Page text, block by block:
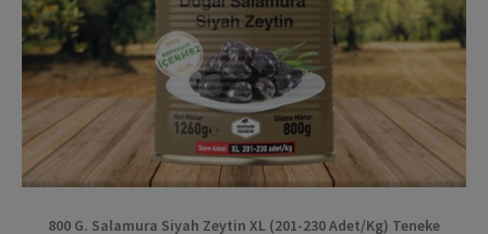
800 G. Salamura Siyah Zeytin XL (201-230 Adet/kg) Teneke